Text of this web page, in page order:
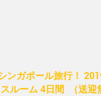
ンガポール旅行！
ルーム 4日間 （送迎